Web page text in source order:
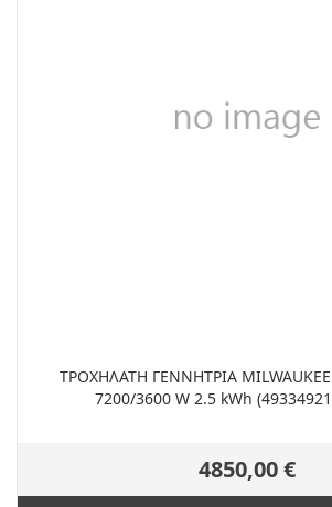
ΤΡΟΧΗΛΑΤΗ ΓΕΝΝΗΤΡΙΑ MILWAUKEE
7200/3600 W 2.5 kWh
4850,00 €